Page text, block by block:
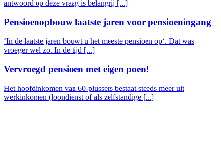
antwoord op deze vraag is belangrij [...]
Pensioenopbouw laatste jaren voor pensioeningang
‘In de laatste jaren bouwt u het meeste pensioen op‘. Dat was
vroeger wel zo. In de tijd [...]
Vervroegd pensioen met eigen poen!
Het hoofdinkomen van 60-plussers bestaat steeds meer uit
werkinkomen (loondienst of als zelfstandige [...]